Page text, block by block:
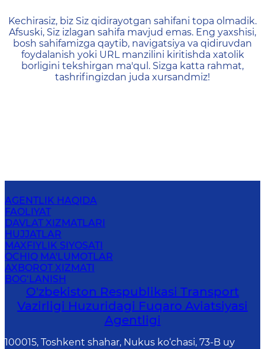
404 — Страница не
Kechirasiz, biz Siz qidirayotgan sahifani topa olmadik.
Afsuski, Siz izlagan sahifa mavjud emas. Eng yaxshisi,
bosh sahifamizga qaytib, navigatsiya va qidiruvdan
foydalanish yoki URL manzilini kiritishda xatolik
borligini tekshirgan ma'qul. Sizga katta rahmat,
tashrifingizdan juda xursandmiz!
AGENTLIK HAQIDA
FAOLIYAT
DAVLAT XIZMATLARI
HUJJATLAR
MAXFIYLIK SIYOSATI
OCHIQ MA'LUMOTLAR
AXBOROT XIZMATI
BOG‘LANISH
O'zbekiston Respublikasi Transport
Vazirligi Huzuridagi Fuqaro Aviatsiyasi
Agentligi
100015, Toshkent shahar, Nukus ko‘chasi, 73-B uу